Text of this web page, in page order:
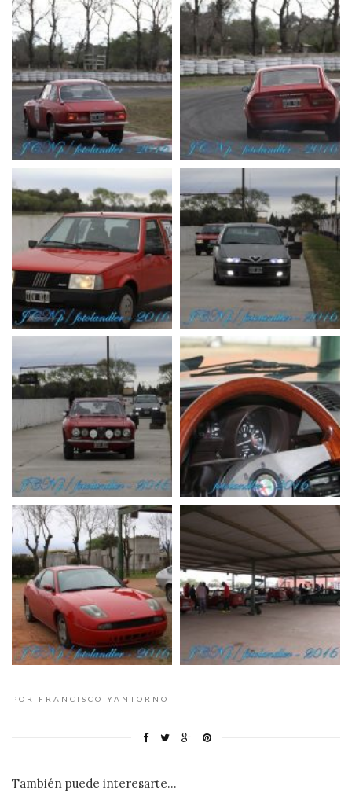
POR FRANCISCO YANTORNO
También puede interesarte...